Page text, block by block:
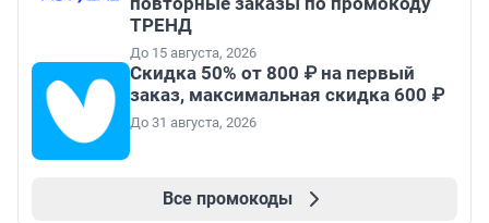
ТРЕНД
До 15 августа, 2026
Скидка 50% от 800 ₽ на первый
заказ, максимальная скидка 600 ₽
До 31 августа, 2026
Все промокоды